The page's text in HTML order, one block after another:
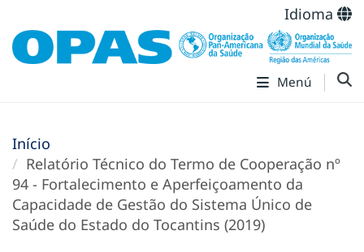
Idioma
Menú
Início
Relatório Técnico do Termo de Cooperação nº
94 - Fortalecimento e Aperfeiçoamento da
Capacidade de Gestão do Sistema Único de
Saúde do Estado do Tocantins (2019)